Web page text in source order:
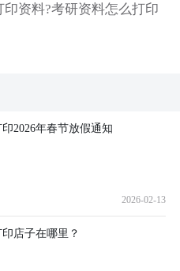
资料?考研资料怎么打印
2026年春节放假通知
2026-02-13
店子在哪里？